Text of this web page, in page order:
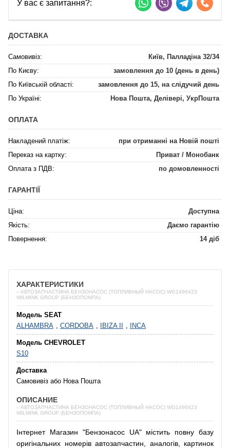
У вас є запитання?:
ДОСТАВКА
Самовивіз:
Київ, Палладіна 32/34
По Києву:
замовлення до 10 (день в день)
По Київській області:
замовлення до 15, на слідучий день
По Україні:
Нова Пошта, Делівері, УкрПошта
ОПЛАТА
Накладений платіж:
при отриманні на Новій пошті
Переказ на картку:
Приват / Монобанк
Оплата з ПДВ:
по домовленності
ГАРАНТІЇ
Ціна:
Доступна
Якість:
Даємо гарантію
Повернення:
14 діб
ХАРАКТЕРИСТИКИ
✅АВТОЗАПЧАСТИНА БЕНЗОНАСОС (ТОПЛИВНЫЙ НАСОС) WG1496423
WILMINK GROUP (БЕНЗОПОМПА)
Модель SEAT
ALHAMBRA , CORDOBA , IBIZA II , INCA
Модель CHEVROLET
S10
Доставка
Самовивіз або Нова Пошта
ОПИСАНИЕ
✅АВТОЗАПЧАСТИНА БЕНЗОНАСОС (ТОПЛИВНЫЙ НАСОС) WG1496423
WILMINK GROUP (БЕНЗОПОМПА)
Інтернет Магазин "Бензонасос UA" містить повну базу
оригінальних номерів автозапчастин аналогів,
картинок